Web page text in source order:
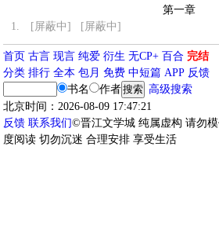
第一章
1.
[屏蔽中] [屏蔽中]
首页 古言 现言 纯爱 衍生 无CP+ 百合 完结
分类 排行 全本 包月 免费 中短篇 APP 反馈
书名
作者
高级搜索
北京时间：2026-08-09 17:47:21
反馈 联系我们©晋江文学城 纯属虚构 请勿
度阅读 切勿沉迷 合理安排 享受生活